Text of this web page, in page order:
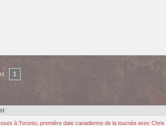
: 1
à Toronto, première date canadienne de la tournée avec Chris